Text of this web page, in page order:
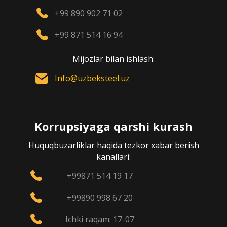
+99 890 902 71 02
+99 871 514 16 94
Mijozlar bilan ishlash:
Info@uzbeksteel.uz
Korrupsiyaga qarshi kurash
Huquqbuzarliklar haqida tezkor xabar berish
kanallari:
+99871 514 19 17
+99890 998 67 20
Ichki raqam: 17-07